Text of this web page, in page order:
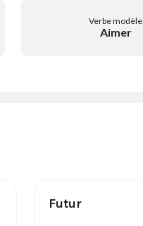
Verbe modèle
Aimer
Futur